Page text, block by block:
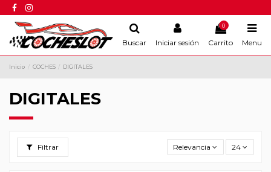
Buscar Iniciar sesión
0
Carrito Menu
Inicio COCHES DIGITALES
DIGITALES
Filtrar Relevancia 24